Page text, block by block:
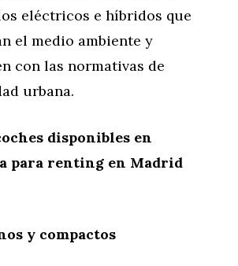
eléctricos e híbridos que
el medio ambiente y
con las normativas de
urbana.
disponibles en
para renting en Madrid
y compactos